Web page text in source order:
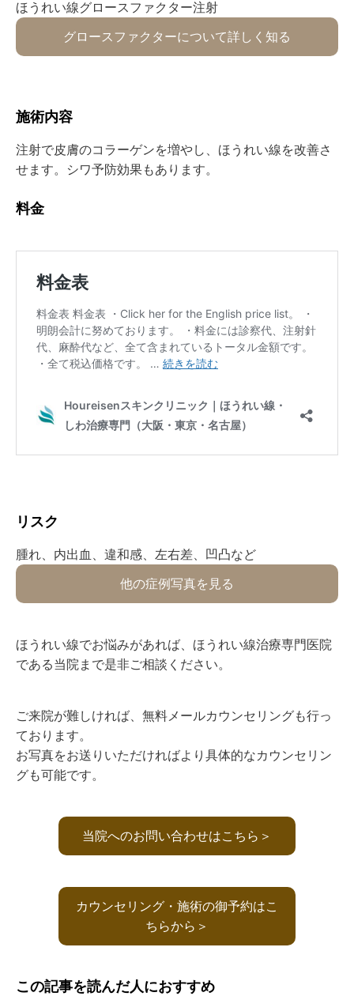
ほうれい線⁡グロースファクター⁡⁡⁡⁡⁡注射
グロースファクターについて詳しく知る
⁡施術内容⁡⁡⁡
注射で皮膚のコラーゲンを増やし、ほうれい線を改善さ
せます。シワ予防効果もあります。
⁡料金⁡
リスク⁡
⁡腫れ、内出血、違和感、左右差、凹凸など⁡
他の症例写真を見る
ほうれい線でお悩みがあれば、ほうれい線治療専門医院
である当院まで是非ご相談ください。
ご来院が難しければ、無料メールカウンセリングも行っ
ております。
お写真をお送りいただければより具体的なカウンセリン
グも可能です。
当院へのお問い合わせはこちら＞
カウンセリング・施術の御予約はこ
ちらから＞
この記事を読んだ人におすすめ